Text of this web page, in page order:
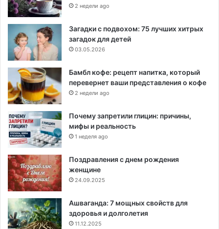
2 недели ago
Загадки с подвохом: 75 лучших хитрых
загадок для детей
03.05.2026
Бамбл кофе: рецепт напитка, который
перевернет ваши представления о кофе
2 недели ago
Почему запретили глицин: причины,
мифы и реальность
1 неделя ago
Поздравления с днем рождения
женщине
24.09.2025
Ашваганда: 7 мощных свойств для
здоровья и долголетия
11.12.2025